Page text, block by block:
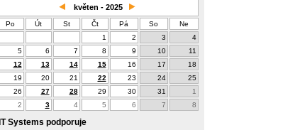
květen - 2025
Po Út St Čt Pá So
Ne
1
2 3
4
5
6 7 8 9 10
11
12
13 14 15 16 17
18
19
20 21 22 23 24
25
26
27 28 29 30 31
1
2
3 4 5 6 7 8
IT Systems podporuje